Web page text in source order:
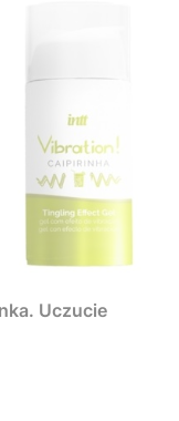
Uczucie